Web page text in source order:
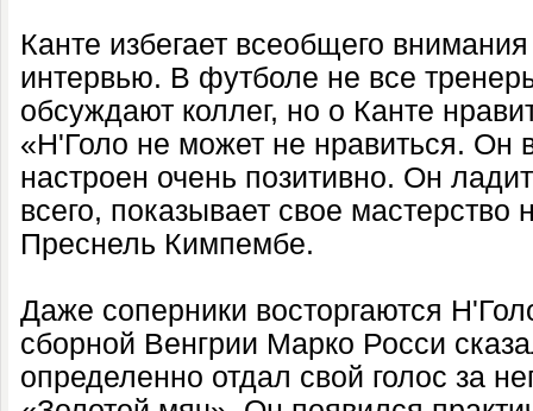
Канте избегает всеобщего
интервью. В футболе не все
обсуждают коллег, но о Канте
«Н'Голо не может не нравиться. Он
настроен очень позитивно. Он
всего, показывает свое мастерство
Преснель Кимпембе.
Даже соперники восторгаются
сборной Венгрии Марко Росси
определенно отдал свой голос за